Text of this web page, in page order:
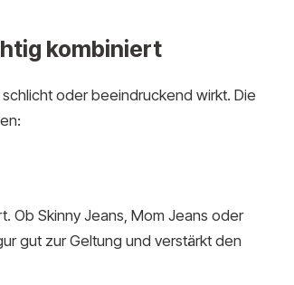
kombiniert
oder beeindruckend wirkt. Die
Ob Skinny Jeans, Mom Jeans oder
gut zur Geltung und verstärkt den